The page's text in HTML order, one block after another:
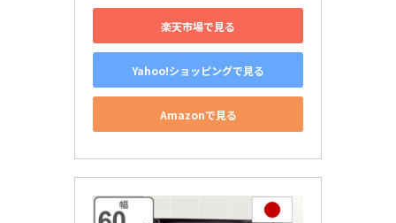
楽天市場で見る
Yahoo!ショッピングで見る
Amazonで見る